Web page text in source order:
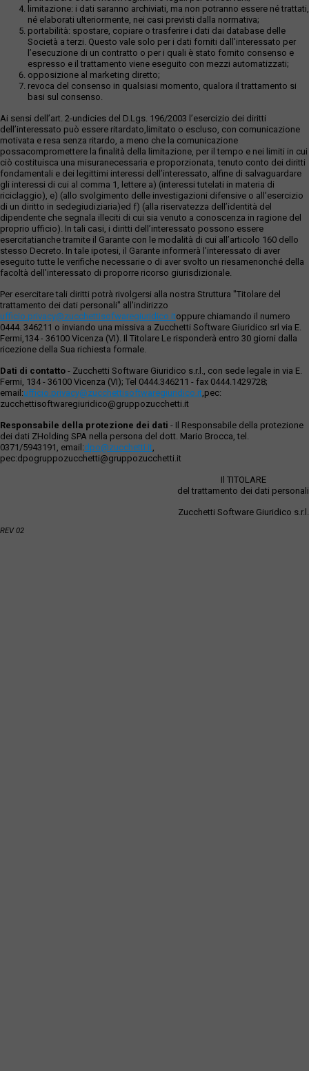
limitazione: i dati saranno archiviati, ma non potranno essere né trattati,
né elaborati ulteriormente, nei casi previsti dalla normativa;
portabilità: spostare, copiare o trasferire i dati dai database delle
Società a terzi. Questo vale solo per i dati forniti dall’interessato per
l’esecuzione di un contratto o per i quali è stato fornito consenso e
espresso e il trattamento viene eseguito con mezzi automatizzati;
opposizione al marketing diretto;
revoca del consenso in qualsiasi momento, qualora il trattamento si
basi sul consenso.
Ai sensi dell’art. 2-undicies del D.Lgs. 196/2003 l’esercizio dei diritti
dell’interessato può essere ritardato,limitato o escluso, con comunicazione
motivata e resa senza ritardo, a meno che la comunicazione
possacompromettere la finalità della limitazione, per il tempo e nei limiti in cui
ciò costituisca una misuranecessaria e proporzionata, tenuto conto dei diritti
fondamentali e dei legittimi interessi dell’interessato, alfine di salvaguardare
gli interessi di cui al comma 1, lettere a) (interessi tutelati in materia di
riciclaggio), e) (allo svolgimento delle investigazioni difensive o all’esercizio
di un diritto in sedegiudiziaria)ed f) (alla riservatezza dell’identità del
dipendente che segnala illeciti di cui sia venuto a conoscenza in ragione del
proprio ufficio). In tali casi, i diritti dell’interessato possono essere
esercitatianche tramite il Garante con le modalità di cui all’articolo 160 dello
stesso Decreto. In tale ipotesi, il Garante informerà l’interessato di aver
eseguito tutte le verifiche necessarie o di aver svolto un riesamenonché della
facoltà dell’interessato di proporre ricorso giurisdizionale.
Per esercitare tali diritti potrà rivolgersi alla nostra Struttura "Titolare del
trattamento dei dati personali" all'indirizzo
ufficio.privacy@zucchettisofwaregiuridico.itoppure chiamando il numero
0444. 346211 o inviando una missiva a Zucchetti Software Giuridico srl via E.
Fermi,134 - 36100 Vicenza (VI). Il Titolare Le risponderà entro 30 giorni dalla
ricezione della Sua richiesta formale.
Dati di contatto - Zucchetti Software Giuridico s.r.l., con sede legale in via E.
Fermi, 134 - 36100 Vicenza (VI); Tel 0444.346211 - fax 0444.1429728;
email:ufficio.privacy@zucchettisoftwaregiuridico.it,pec:
zucchettisoftwaregiuridico@gruppozucchetti.it
Responsabile della protezione dei dati - Il Responsabile della protezione
dei dati ZHolding SPA nella persona del dott. Mario Brocca, tel.
0371/5943191, email:dpo@zucchetti.it,
pec:dpogruppozucchetti@gruppozucchetti.it
Il TITOLARE
del trattamento dei dati personali
Zucchetti Software Giuridico s.r.l.
REV 02